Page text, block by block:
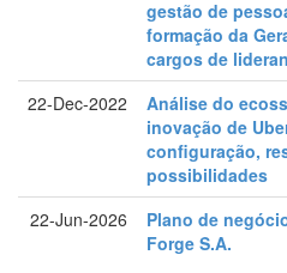
gestão de
formação da
cargos de
22-Dec-2022
Análise do
inovação de
configuração,
possibilidades
22-Jun-2026
Plano de
Forge S.A.